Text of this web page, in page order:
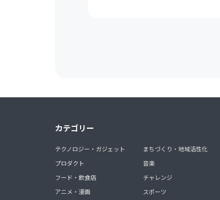
カテゴリー
テクノロジー・ガジェット
プロダクト
フード・飲食店
アニメ・漫画
まちづくり・地域活性化
音楽
チャレンジ
スポーツ